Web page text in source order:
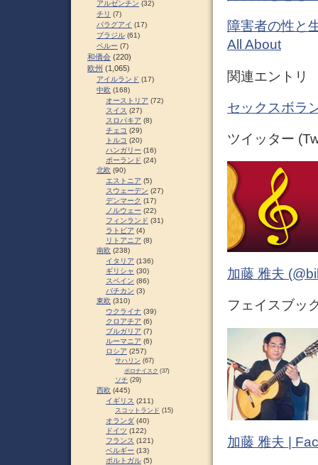
障害者の性と
All About
関連エントリ
セックスボラ
ツイッター
加藤 雅夫
フェイスブッ
加藤 雅夫 |
アルゼンチン (32)
チリ (7)
パラグアイ (17)
ブラジル (61)
ペルー (7)
和僑会 (220)
欧州 (1,065)
アイルランド (17)
中欧 (168)
オーストリア (72)
スイス (27)
スロパキア (8)
チェコ (29)
トルコ (20)
ハンガリー (16)
ポーランド (24)
北欧 (90)
エストニア (5)
スウェーデン (27)
デンマーク (17)
ノルウェー (22)
フィンランド (31)
ラトビア (4)
リトアニア (8)
南欧 (238)
イタリア (136)
ギリシャ (30)
スペイン (86)
バチカン (3)
東欧 (310)
ウクライナ (39)
クロアチア (6)
ブルガリア (7)
ルーマニア (6)
ロシア (257)
サハリン (67)
ポロナイスク (37)
ソチ (29)
西欧 (445)
イギリス (211)
スコットランド (15)
オランダ (40)
ドイツ (122)
フランス (121)
ベルギー (13)
ポルトガル (5)